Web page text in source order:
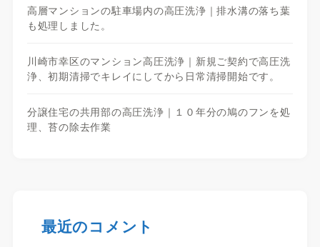
高層マンションの駐車場内の高圧洗浄｜排水溝の落ち葉
も処理しました。
川崎市幸区のマンション高圧洗浄｜新規ご契約で高圧洗
浄、初期清掃でキレイにしてから日常清掃開始です。
分譲住宅の共用部の高圧洗浄｜１０年分の鳩のフンを処
理、苔の除去作業
最近のコメント